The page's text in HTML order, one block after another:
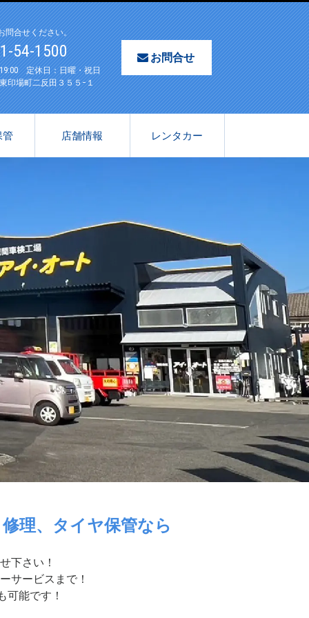
問合せください。
54-1500
定休日：日曜・祝日
印場町二反田３５５−１
お問合せ
管 店舗情報 レンタカー
理、タイヤ保管なら
下さい！
サービスまで！
可能です！